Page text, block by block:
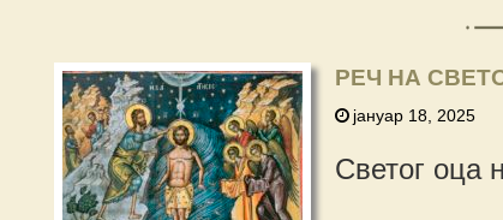
РЕЧ НА
јануар 18, 2025
Светог оца